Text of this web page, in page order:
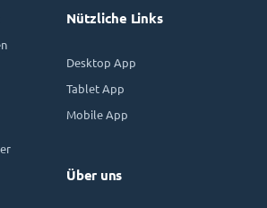
Nützliche Links
Desktop App
Tablet App
Mobile App
Über uns